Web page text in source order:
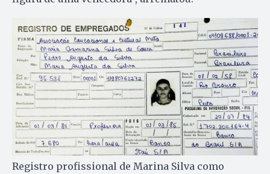
Registro profissional de Marina Silva como